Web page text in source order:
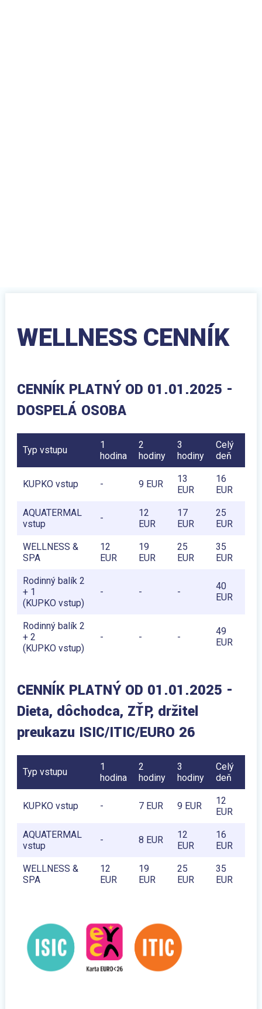
WELLNESS CENNÍK
CENNÍK PLATNÝ OD 01.01.2025 -
DOSPELÁ OSOBA
Typ vstupu
1
hodina
2
hodiny
3
hodiny
Celý
deň
KUPKO vstup - 9 EUR
13
EUR
16
EUR
AQUATERMAL
vstup
-
12
EUR
17
EUR
25
EUR
WELLNESS &
SPA
12
EUR
19
EUR
25
EUR
35
EUR
Rodinný balík 2
+ 1
(KUPKO vstup)
- - -
40
EUR
Rodinný balík 2
+ 2
(KUPKO vstup)
- - -
49
EUR
CENNÍK PLATNÝ OD 01.01.2025 -
Dieťa, dôchodca, ZŤP, držiteľ
preukazu ISIC/ITIC/EURO 26
Typ vstupu
1
hodina
2
hodiny
3
hodiny
Celý
deň
KUPKO vstup - 7 EUR 9 EUR
12
EUR
AQUATERMAL
vstup
- 8 EUR
12
EUR
16
EUR
WELLNESS &
SPA
12
EUR
19
EUR
25
EUR
35
EUR